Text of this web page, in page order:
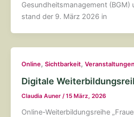
Gesundheitsmanagement (BGM)
stand der 9. März 2026 in
Online,Sichtbarkeit,Veranstaltungen
Digitale
Claudia Auner/15 März, 2026
Online-Weiterbildungsreihe